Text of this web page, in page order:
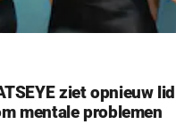
ziet opnieuw
mentale problemen